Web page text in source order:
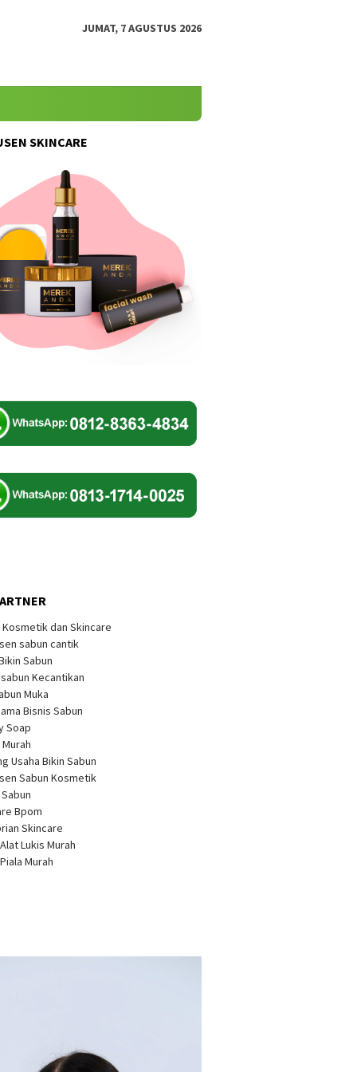
JUMAT, 7 AGUSTUS 2026
SKINCARE
Kosmetik dan Skincare
sabun cantik
Sabun
Kecantikan
Muka
Bisnis Sabun
Soap
Usaha Bikin Sabun
Sabun Kosmetik
Bpom
Skincare
Lukis Murah
Murah